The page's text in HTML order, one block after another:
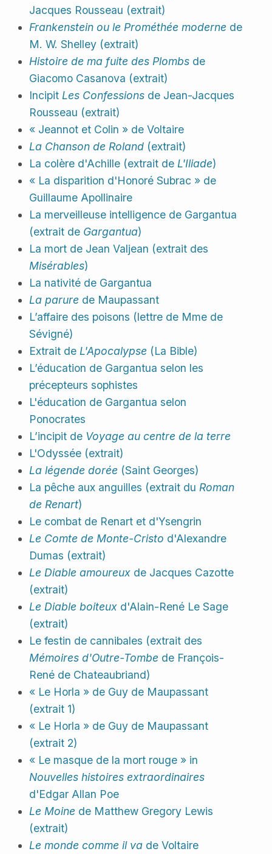
Jacques Rousseau (extrait)
Frankenstein ou le Prométhée moderne de
M. W. Shelley (extrait)
Histoire de ma fuite des Plombs de
Giacomo Casanova (extrait)
Incipit Les Confessions de Jean-Jacques
Rousseau (extrait)
« Jeannot et Colin » de Voltaire
La Chanson de Roland (extrait)
La colère d'Achille (extrait de L'Iliade)
« La disparition d'Honoré Subrac » de
Guillaume Apollinaire
La merveilleuse intelligence de Gargantua
(extrait de Gargantua)
La mort de Jean Valjean (extrait des
Misérables)
La nativité de Gargantua
La parure de Maupassant
L’affaire des poisons (lettre de Mme de
Sévigné)
Extrait de L'Apocalypse (La Bible)
L’éducation de Gargantua selon les
précepteurs sophistes
L'éducation de Gargantua selon
Ponocrates
L’incipit de Voyage au centre de la terre
L'Odyssée (extrait)
La légende dorée (Saint Georges)
La pêche aux anguilles (extrait du Roman
de Renart)
Le combat de Renart et d'Ysengrin
Le Comte de Monte-Cristo d'Alexandre
Dumas (extrait)
Le Diable amoureux de Jacques Cazotte
(extrait)
Le Diable boiteux d'Alain-René Le Sage
(extrait)
Le festin de cannibales (extrait des
Mémoires d'Outre-Tombe de François-
René de Chateaubriand)
« Le Horla » de Guy de Maupassant
(extrait 1)
« Le Horla » de Guy de Maupassant
(extrait 2)
« Le masque de la mort rouge » in
Nouvelles histoires extraordinaires
d'Edgar Allan Poe
Le Moine de Matthew Gregory Lewis
(extrait)
Le monde comme il va de Voltaire